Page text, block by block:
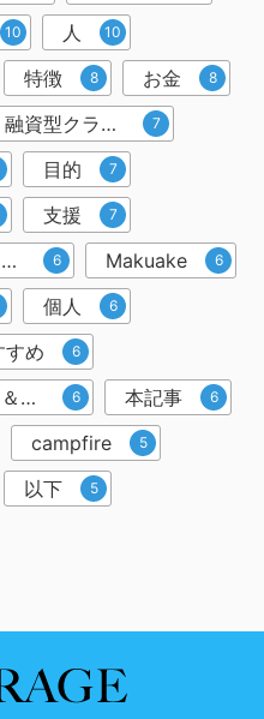
10 人 10
特徴 8 お金 8
融資型クラウドファンディング 7
目的 7
支援 7
投資型クラウドファンディング 6 Makuake 6
個人 6
すめ 6
メリット＆デメリット 6 本記事 6
campfire 5
以下 5